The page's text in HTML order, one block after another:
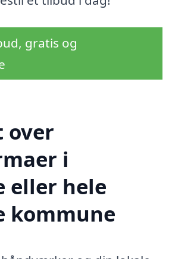
gratis og
over
i
eller hele
kommune